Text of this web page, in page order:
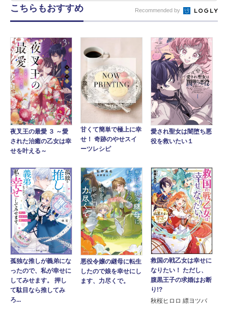
こちらもおすすめ Recommended by
夜叉王の最愛 ３ ～愛
された治癒の乙女は幸
せを叶える～
甘くて簡単で極上に幸
せ！ 奇跡のやせスイ
ーツレシピ
愛され聖女は闇堕ち悪
役を救いたい１
孤独な推しが義弟にな
ったので、私が幸せに
してみせます。 押し
て駄目なら推してみ
ろ...
悪役令嬢の継母に転生
したので娘を幸せにし
ます、力尽くで。
救国の戦乙女は幸せに
なりたい！ ただし、
腹黒王子の求婚はお断
り!?
秋桜ヒロロ 縹ヨツバ